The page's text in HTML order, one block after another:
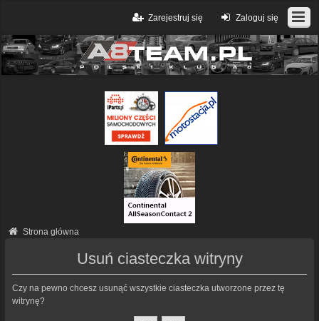
Zaloguj się
Zarejestruj się
Strona główna
Usuń ciasteczka witryny
Czy na pewno chcesz usunąć wszystkie ciasteczka utworzone przez tę
witrynę?